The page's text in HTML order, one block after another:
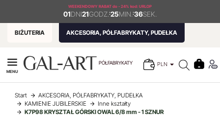
WEEKENDOWY RABAT do - 24% kod: URLOP
01DNI21GODZ. :25MIN. :36SEK.
BIŻUTERIA AKCESORIA, PÓŁFABRYKATY, PUDEŁKA
PÓŁFABRYKATY PLN
MENU
Start
AKCESORIA, PÓŁFABRYKATY, PUDEŁKA
KAMIENIE JUBILERSKIE
Inne kształty
K7P98 KRYSZTAŁ GÓRSKI OWAL 6/8 mm - 1 SZNUR